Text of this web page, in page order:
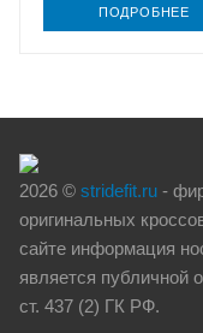
ПОДРОБНЕЕ
2026 © stridefit.ru -
оригинальных
сайте информация
является публичной
ст. 437 (2) ГК РФ.